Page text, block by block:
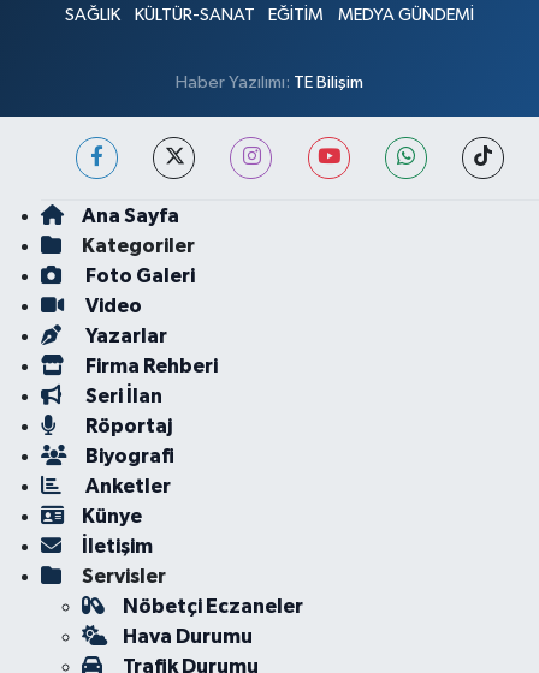
SAĞLIK
KÜLTÜR-SANAT EĞİTİM MEDYA GÜNDEMİ
Haber Yazılımı: TE Bilişim
Ana Sayfa
Kategoriler
Foto Galeri
Video
Yazarlar
Firma Rehberi
Seri İlan
Röportaj
Biyografi
Anketler
Künye
İletişim
Servisler
Nöbetçi Eczaneler
Hava Durumu
Trafik Durumu